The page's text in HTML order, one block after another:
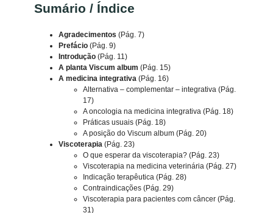
u
n
t
Sumário / Índice
Agradecimentos (Pág. 7)
Prefácio (Pág. 9)
Introdução (Pág. 11)
A planta Viscum album (Pág. 15)
A medicina integrativa (Pág. 16)
Alternativa – complementar – integrativa (Pág.
17)
A oncologia na medicina integrativa (Pág. 18)
Práticas usuais (Pág. 18)
A posição do Viscum album (Pág. 20)
Viscoterapia (Pág. 23)
O que esperar da viscoterapia? (Pág. 23)
Viscoterapia na medicina veterinária (Pág. 27)
Indicação terapêutica (Pág. 28)
Contraindicações (Pág. 29)
Viscoterapia para pacientes com câncer (Pág.
31)